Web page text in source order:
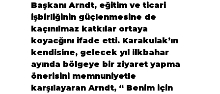
Başkanı Arndt, eğitim ve ticari
işbirliğinin güçlenmesine de
kaçınılmaz katkılar ortaya
koyacğını ifade etti. Karakulak’ın
kendisine, gelecek yıl ilkbahar
ayında bölgeye bir ziyaret yapma
önerisini memnuniyetle
karşılayaran Arndt, “ Benim için